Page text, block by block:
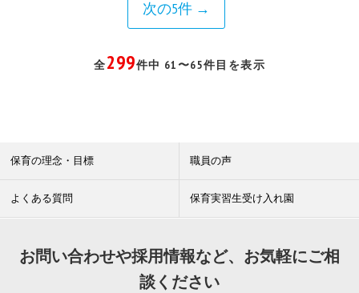
次の5件 →
全 299件中 61〜65件目を表示
保育の理念・目標 職員の声
よくある質問 保育実習生受け入れ園
お問い合わせや採用情報など、お気軽にご相
談ください